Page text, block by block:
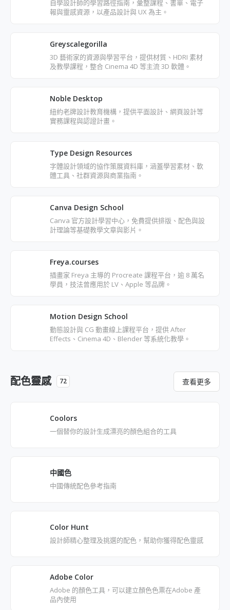
自學設計師的學習路徑指南，彙整課程、書單、電子
報與靈感資源，以產品設計與 UX 為主。
Greyscalegorilla
3D 藝術家的資源與學習平台，提供材質、HDRI 素材
及教學課程，整合 Cinema 4D 等主流 3D 軟體。
Noble Desktop
紐約老牌設計教育機構，提供平面設計、網頁設計等
實務課程與認證計畫。
Type Design Resources
字體設計領域的協作策展資料庫，涵蓋學習素材、軟
體工具、社群資源與商業指南。
Canva Design School
Canva 官方設計學習中心，免費提供排版、配色與設
計理論等基礎教學文章與影片。
Freya.courses
插畫家 Freya 主導的 Procreate 課程平台，逾 8 萬名
學員，技法曾應用於 LV、Apple 等品牌。
Motion Design School
動態設計與 CG 動畫線上課程平台，提供 After
Effects、Cinema 4D、Blender 等系統化教學。
配色靈感 72 查看更多
Coolors
一個替你的設計生成漂亮的顏色組合的工具
中國色
中國傳統配色參考指南
Color Hunt
設計師精心整理及挑選的配色，幫助你獲得配色靈感
Adobe Color
Adobe 的顏色工具，可以建立顏色色票在Adobe 產
品內使用